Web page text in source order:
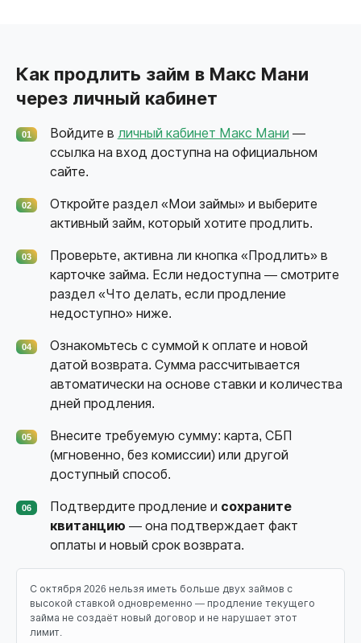
Как продлить займ в Макс Мани
через личный кабинет
01 Войдите в личный кабинет Макс Мани —
ссылка на вход доступна на официальном
сайте.
02
Откройте раздел «Мои займы» и выберите
активный займ, который хотите продлить.
03
Проверьте, активна ли кнопка «Продлить» в
карточке займа. Если недоступна — смотрите
раздел «Что делать, если продление
недоступно» ниже.
04
Ознакомьтесь с суммой к оплате и новой
датой возврата. Сумма рассчитывается
автоматически на основе ставки и количества
дней продления.
05
Внесите требуемую сумму: карта, СБП
(мгновенно, без комиссии) или другой
доступный способ.
06 Подтвердите продление и сохраните
квитанцию — она подтверждает факт
оплаты и новый срок возврата.
С октября 2026 нельзя иметь больше двух займов с
высокой ставкой одновременно — продление текущего
займа не создаёт новый договор и не нарушает этот
лимит.